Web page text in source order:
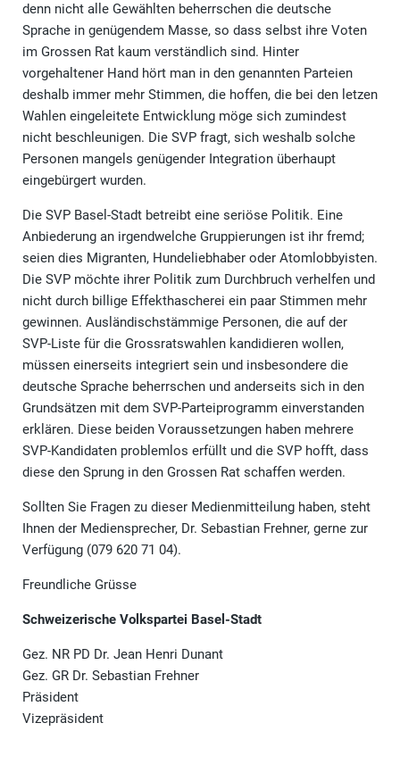
denn nicht alle Gewählten beherrschen die deutsche
Sprache in genügendem Masse, so dass selbst ihre Voten
im Grossen Rat kaum verständlich sind. Hinter
vorgehaltener Hand hört man in den genannten Parteien
deshalb immer mehr Stimmen, die hoffen, die bei den letzen
Wahlen eingeleitete Entwicklung möge sich zumindest
nicht beschleunigen. Die SVP fragt, sich weshalb solche
Personen mangels genügender Integration überhaupt
eingebürgert wurden.
Die SVP Basel-Stadt betreibt eine seriöse Politik. Eine
Anbiederung an irgendwelche Gruppierungen ist ihr fremd;
seien dies Migranten, Hundeliebhaber oder Atomlobbyisten.
Die SVP möchte ihrer Politik zum Durchbruch verhelfen und
nicht durch billige Effekthascherei ein paar Stimmen mehr
gewinnen. Ausländischstämmige Personen, die auf der
SVP-Liste für die Grossratswahlen kandidieren wollen,
müssen einerseits integriert sein und insbesondere die
deutsche Sprache beherrschen und anderseits sich in den
Grundsätzen mit dem SVP-Parteiprogramm einverstanden
erklären. Diese beiden Voraussetzungen haben mehrere
SVP-Kandidaten problemlos erfüllt und die SVP hofft, dass
diese den Sprung in den Grossen Rat schaffen werden.
Sollten Sie Fragen zu dieser Medienmitteilung haben, steht
Ihnen der Mediensprecher, Dr. Sebastian Frehner, gerne zur
Verfügung (079 620 71 04).
Freundliche Grüsse
Schweizerische Volkspartei Basel-Stadt
Gez. NR PD Dr. Jean Henri Dunant
Gez. GR Dr. Sebastian Frehner
Präsident
Vizepräsident